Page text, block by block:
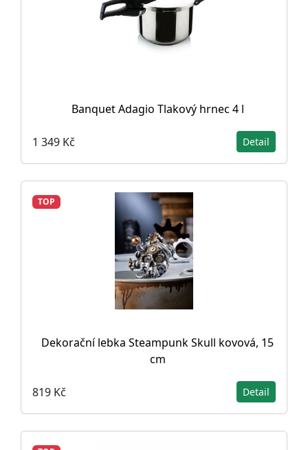
Banquet Adagio Tlakový hrnec 4 l
1 349 Kč Detail
TOP
Dekorační lebka Steampunk Skull kovová, 15
cm
819 Kč Detail